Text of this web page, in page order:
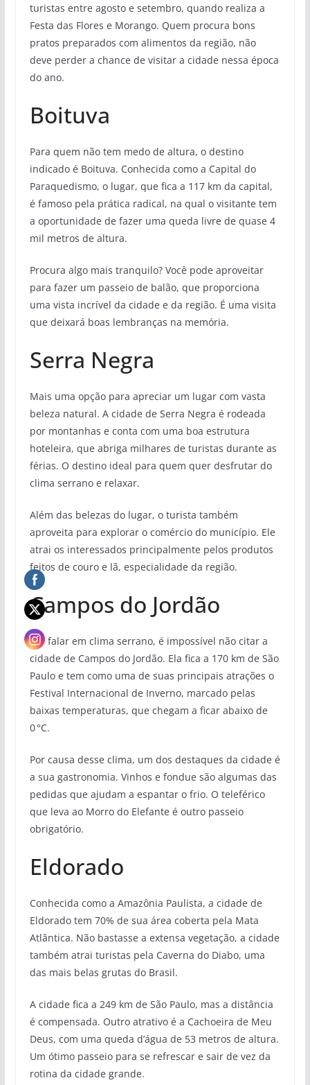
turistas entre agosto e setembro, quando realiza a
Festa das Flores e Morango. Quem procura bons
pratos preparados com alimentos da região, não
deve perder a chance de visitar a cidade nessa época
do ano.
Boituva
Para quem não tem medo de altura, o destino
indicado é Boituva. Conhecida como a Capital do
Paraquedismo, o lugar, que fica a 117 km da capital,
é famoso pela prática radical, na qual o visitante tem
a oportunidade de fazer uma queda livre de quase 4
mil metros de altura.
Procura algo mais tranquilo? Você pode aproveitar
para fazer um passeio de balão, que proporciona
uma vista incrível da cidade e da região. É uma visita
que deixará boas lembranças na memória.
Serra Negra
Mais uma opção para apreciar um lugar com vasta
beleza natural. A cidade de Serra Negra é rodeada
por montanhas e conta com uma boa estrutura
hoteleira, que abriga milhares de turistas durante as
férias. O destino ideal para quem quer desfrutar do
clima serrano e relaxar.
Além das belezas do lugar, o turista também
aproveita para explorar o comércio do município. Ele
atrai os interessados principalmente pelos produtos
feitos de couro e lã, especialidade da região.
Campos do Jordão
Por falar em clima serrano, é impossível não citar a
cidade de Campos do Jordão. Ela fica a 170 km de São
Paulo e tem como uma de suas principais atrações o
Festival Internacional de Inverno, marcado pelas
baixas temperaturas, que chegam a ficar abaixo de
0 °C.
Por causa desse clima, um dos destaques da cidade é
a sua gastronomia. Vinhos e fondue são algumas das
pedidas que ajudam a espantar o frio. O teleférico
que leva ao Morro do Elefante é outro passeio
obrigatório.
Eldorado
Conhecida como a Amazônia Paulista, a cidade de
Eldorado tem 70% de sua área coberta pela Mata
Atlântica. Não bastasse a extensa vegetação, a cidade
também atrai turistas pela Caverna do Diabo, uma
das mais belas grutas do Brasil.
A cidade fica a 249 km de São Paulo, mas a distância
é compensada. Outro atrativo é a Cachoeira de Meu
Deus, com uma queda d’água de 53 metros de altura.
Um ótimo passeio para se refrescar e sair de vez da
rotina da cidade grande.